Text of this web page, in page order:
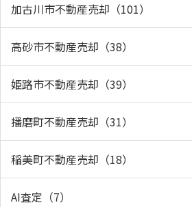
加古川市不動産売却（101）
高砂市不動産売却（38）
姫路市不動産売却（39）
播磨町不動産売却（31）
稲美町不動産売却（18）
AI査定（7）